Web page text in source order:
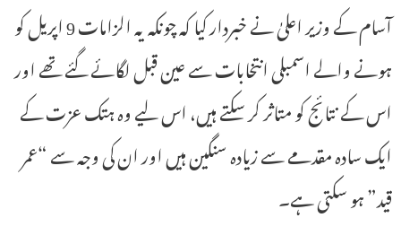
آسام کے وزیر اعلیٰ نے خبردار کیا کہ چونکہ یہ الزامات 9 اپریل کو
ہونے والے اسمبلی انتخابات سے عین قبل لگائے گئے تھے اور
اس کے نتائج کو متاثر کر سکتے ہیں، اس لیے وہ ہتک عزت کے
ایک سادہ مقدمے سے زیادہ سنگین ہیں اور ان کی وجہ سے “عمر
قید” ہو سکتی ہے۔